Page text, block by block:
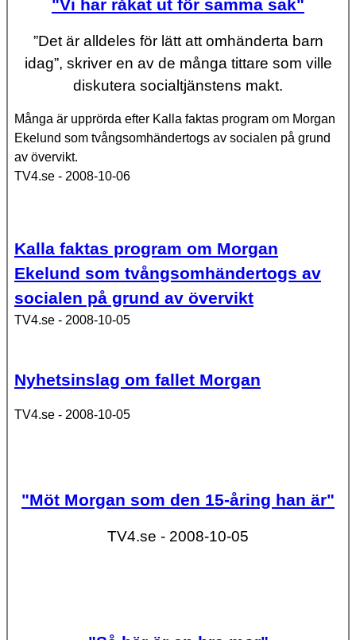
"Vi har råkat ut för samma sak"
”Det är alldeles för lätt att omhänderta barn
idag”, skriver en av de många tittare som ville
diskutera socialtjänstens makt.
Många är upprörda efter Kalla faktas program om Morgan
Ekelund som tvångsomhändertogs av socialen på grund
av övervikt.
TV4.se - 2008-10-06
Kalla faktas program om Morgan
Ekelund som tvångsomhändertogs av
socialen på grund av övervikt
TV4.se - 2008-10-05
Nyhetsinslag om fallet Morgan
TV4.se - 2008-10-05
"Möt Morgan som den 15-åring han är"
TV4.se - 2008-10-05